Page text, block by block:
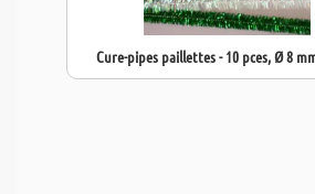
Cure-pipes paillettes - 10 pces, Ø 8